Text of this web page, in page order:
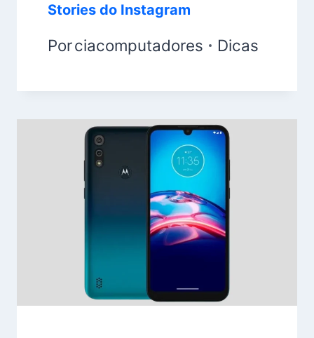
Stories do Instagram
Porciacomputadores Dicas